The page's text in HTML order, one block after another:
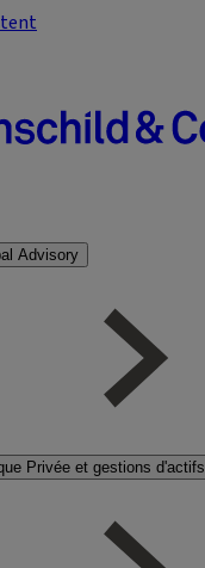
Advisory
Privée et gestions d'actifs